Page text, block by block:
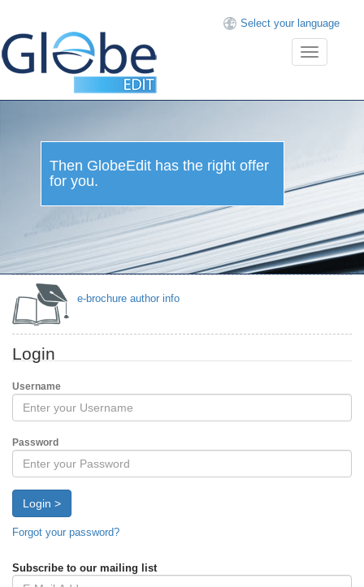
Select your language
Toggle
navigation
Then GlobeEdit has the right offer
for you.
e-brochure author info
Login
Username
Password
Login >
Forgot your password?
Subscribe to our mailing list